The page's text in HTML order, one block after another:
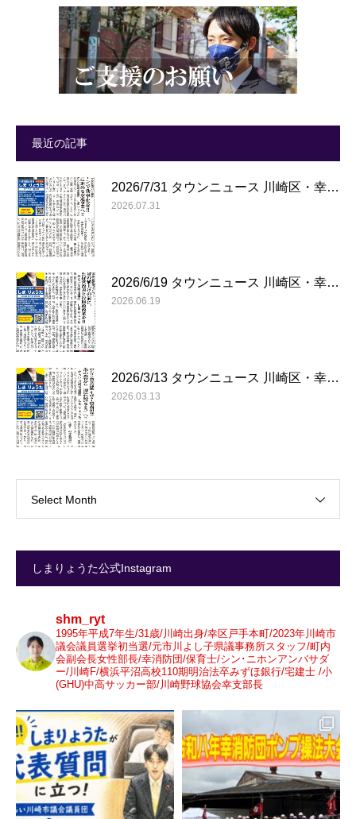
最近の記事
2026/7/31 タウンニュース 川崎区・幸…
2026.07.31
2026/6/19 タウンニュース 川崎区・幸…
2026.06.19
2026/3/13 タウンニュース 川崎区・幸…
2026.03.13
Select Month
しまりょうた公式Instagram
shm_ryt
1995年平成7年生/31歳/川崎出身/幸区戸手本町/2023年川崎市
議会議員選挙初当選/元市川よし子県議事務所スタッフ/町内
会副会長女性部長/幸消防団/保育士/シン･ニホンアンバサダ
ー/川崎F/横浜平沼高校110期明治法卒みずほ銀行/宅建士 /小
(GHU)中高サッカー部/川崎野球協会幸支部長